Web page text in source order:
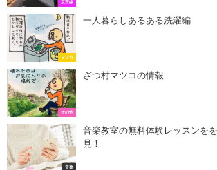
京王線
マンガ
一人暮らしあるある洗濯編
その他
ざつ村マツコの情報
音楽
音楽教室の無料体験レッスンを
見！